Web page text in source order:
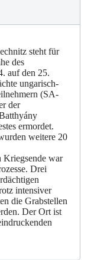
steht für
des
auf den 25.
ungarisch-
(SA-
der
ermordet.
weitere 20
Kriegsende war
Drei
intensiver
die Grabstellen
Der Ort ist